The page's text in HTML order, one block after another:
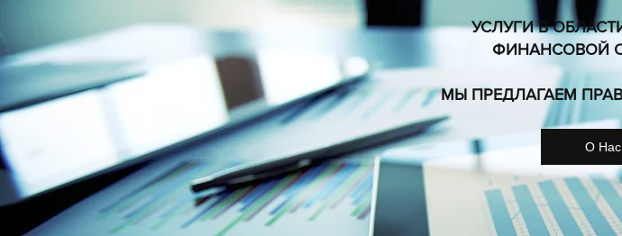
УСЛУГИ В
ФИНАНСОВОЙ
МЫ ПРЕДЛАГАЕМ
О Нас